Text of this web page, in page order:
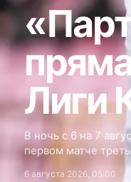
Лиги
В ночь с 6 на 7
первом матче
6 августа 2026, 05:00